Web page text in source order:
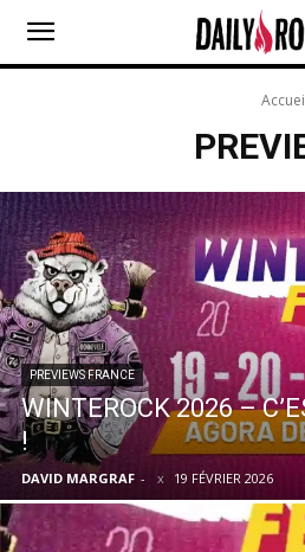
PREVIEWS FRANCE
WINTEROCK 2026 –
!
DAVID MARGRAF - 19 FÉVRIER 2026